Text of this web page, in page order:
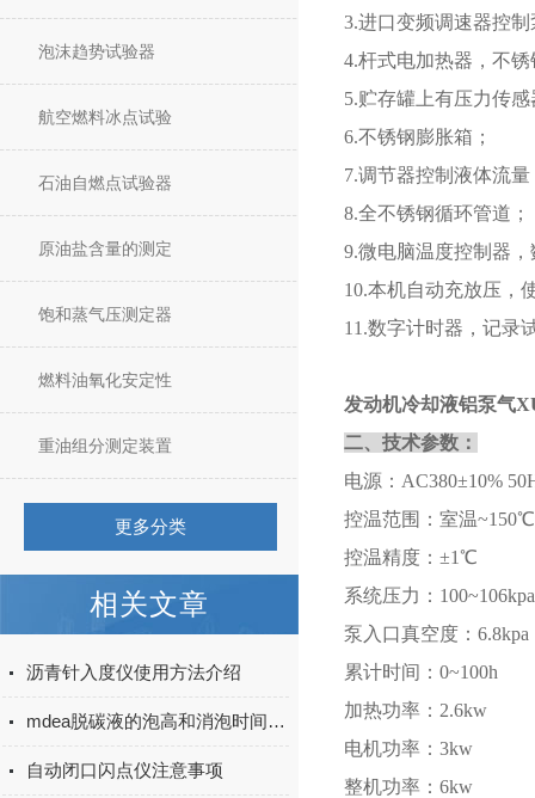
泡沫趋势试验器
航空燃料冰点试验
石油自燃点试验器
原油盐含量的测定
饱和蒸气压测定器
燃料油氧化安定性
重油组分测定装置
更多分类
相关文章
沥青针入度仪使用方法介绍
mdea脱碳液的泡高和消泡时间测定
自动闭口闪点仪注意事项
3.进口变频调速器控制
4.杆式电加热器，不
5.贮存罐上有压力传
6.不锈钢膨胀箱；
7.调节器控制液体流量
8.全不锈钢循环管道；
9.微电脑温度控制器
10.本机自动充放压，
11.数字计时器，记录
发动机冷却液铝泵气
二、技术参数：
电源：AC380±10%
控温范围：室温~150℃
控温精度：±1℃
系统压力：100~106kpa
泵入口真空度：6.8kpa
累计时间：0~100h
加热功率：2.6kw
电机功率：3kw
整机功率：6kw